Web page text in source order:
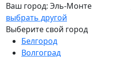
Ваш город: Эль-Монте
выбрать другой
Выберите свой город
Белгород
Волгоград